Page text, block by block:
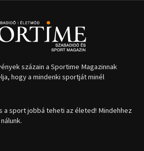
százain a Sportime Magazinnak
hogy a mindenki sportját minél
a sport jobbá teheti az életed! Mindehhez